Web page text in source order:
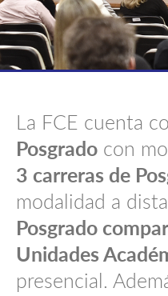
La FCE cuenta
Posgrado con
3 carreras de
modalidad a
Posgrado
Unidades
presencial.